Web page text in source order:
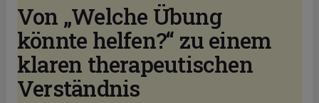
Von „Welche Übung
könnte helfen?“ zu einem
klaren therapeutischen
Verständnis